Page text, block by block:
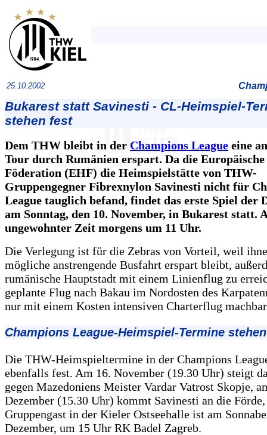
25.10.2002
Bukarest statt Savinesti - CL-Heimspiel-
stehen fest
Dem THW bleibt in der Champions League eine
Tour durch Rumänien erspart. Da die
Föderation (EHF) die Heimspielstätte von THW-
Gruppengegner Fibrexnylon Savinesti nicht für
League tauglich befand, findet das erste Spiel der
am Sonntag, den 10. November, in Bukarest statt.
ungewohnter Zeit morgens um 11 Uhr.
Die Verlegung ist für die Zebras von Vorteil, weil
mögliche anstrengende Busfahrt erspart bleibt,
rumänische Hauptstadt mit einem Linienflug zu
geplante Flug nach Bakau im Nordosten des
nur mit einem Kosten intensiven Charterflug
Champions League-Heimspiel-Termine
Die THW-Heimspieltermine in der Champions
ebenfalls fest. Am 16. November (19.30 Uhr) steigt
gegen Mazedoniens Meister Vardar Vatrost Skopje,
Dezember (15.30 Uhr) kommt Savinesti an die
Gruppengast in der Kieler Ostseehalle ist am
Dezember, um 15 Uhr RK Badel Zagreb.